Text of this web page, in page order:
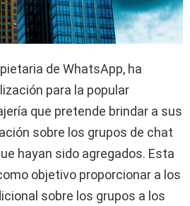
de WhatsApp, ha
para la popular
que pretende brindar a sus
sobre los grupos de chat
hayan sido agregados. Esta
objetivo proporcionar a los
sobre los grupos a los